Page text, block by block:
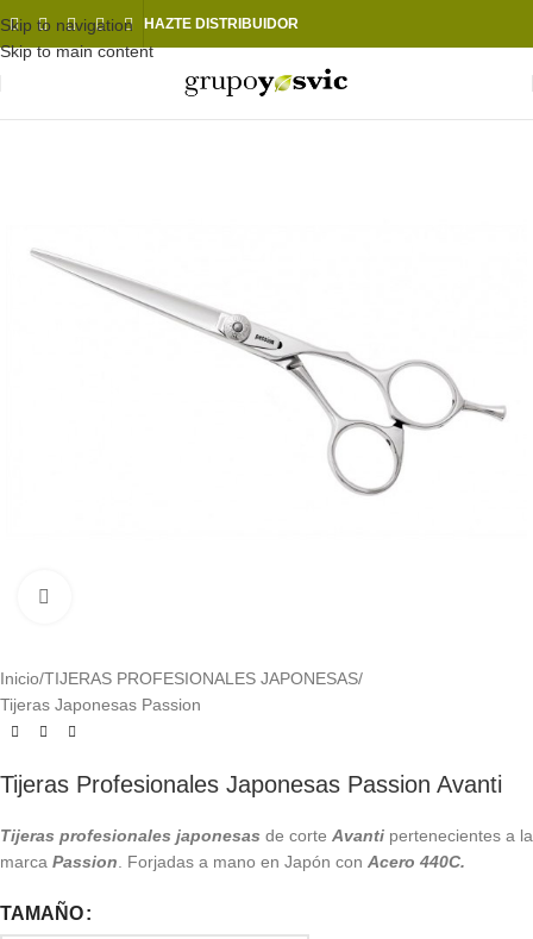
Skip to navigation
Skip to main content
HAZTE DISTRIBUIDOR
Inicio/TIJERAS PROFESIONALES JAPONESAS/
Tijeras Japonesas Passion
Tijeras Profesionales Japonesas Passion Avanti
Tijeras profesionales japonesas de corte Avanti pertenecientes a la
marca Passion . Forjadas a mano en Japón con Acero 440C.
TAMAÑO